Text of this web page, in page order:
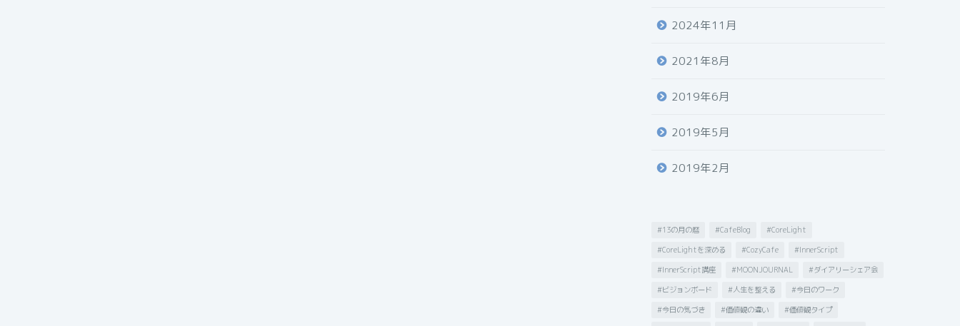
2024年11月
2021年8月
2019年6月
2019年5月
2019年2月
#13の月の暦 #CafeBlog
#CoreLight
#CoreLightを深める
#CozyCafe
#InnerScript
#InnerScript講座
#MOONJOURNAL
#ダイアリーシェア会
#ビジョンボード
#人生を整える
#今日のワーク
#今日の気づき
#価値観の違い
#価値観タイプ